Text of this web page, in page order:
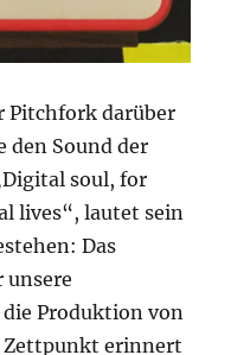
Pitchfork darüber
den Sound der
soul, for
lives“, lautet sein
Das
die Produktion von
Zettpunkt erinnert